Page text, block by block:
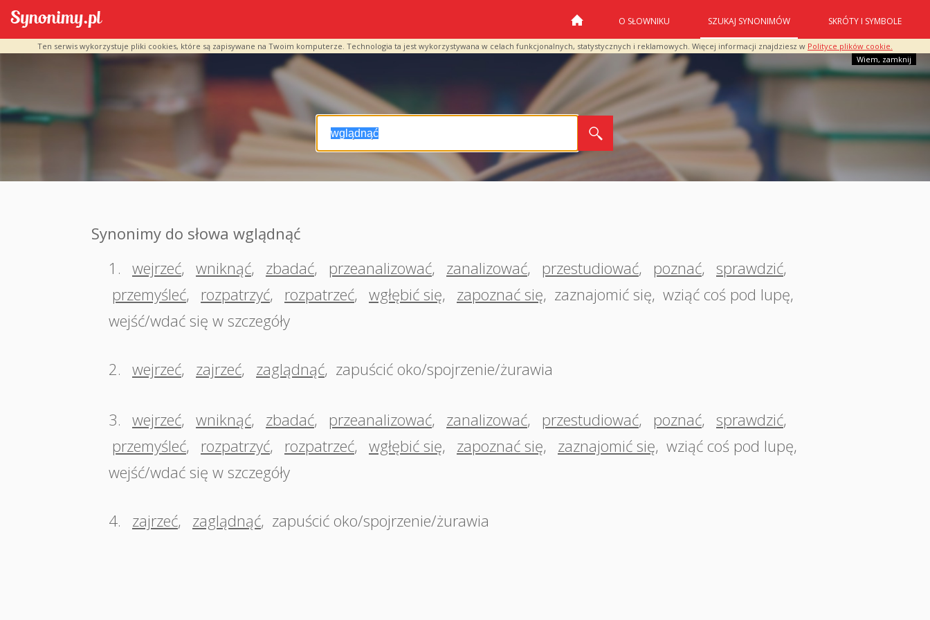
Ten serwis wykorzystuje pliki cookies, które są zapisywane na Twoim komputerze. Technologia ta jest wykorzystywana w celach funkcjonalnych, statystycznych i reklamowych. Więcej informacji znajdziesz w Polityce plików cookie.
Wiem, zamknij
O SŁOWNIKU SZUKAJ SYNONIMÓW SKRÓTY I SYMBOLE
Synonimy do słowa wglądnąć
1. wejrzeć, wniknąć, zbadać, przeanalizować, zanalizować, przestudiować, poznać, sprawdzić,
przemyśleć, rozpatrzyć, rozpatrzeć, wgłębić się, zapoznać się, zaznajomić się, wziąć coś pod lupę,
wejść/wdać się w szczegóły
2. wejrzeć, zajrzeć, zaglądnąć, zapuścić oko/spojrzenie/żurawia
3. wejrzeć, wniknąć, zbadać, przeanalizować, zanalizować, przestudiować, poznać, sprawdzić,
przemyśleć, rozpatrzyć, rozpatrzeć, wgłębić się, zapoznać się, zaznajomić się, wziąć coś pod lupę,
wejść/wdać się w szczegóły
4. zajrzeć, zaglądnąć, zapuścić oko/spojrzenie/żurawia